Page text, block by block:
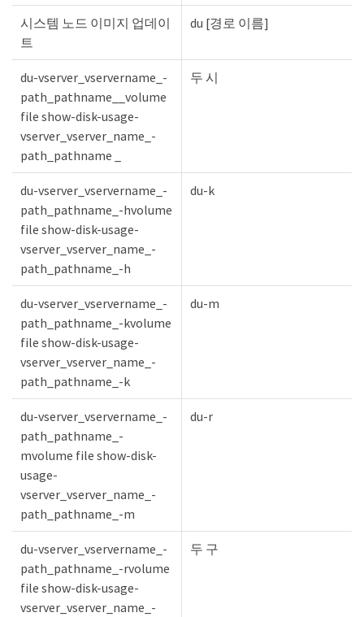
시스템 노드 이미지 업데이
트
du [경로 이름]
du-vserver_vservername_-
path_pathname__volume
file show-disk-usage-
vserver_vserver_name_-
path_pathname _
두 시
du-vserver_vservername_-
path_pathname_-hvolume
file show-disk-usage-
vserver_vserver_name_-
path_pathname_-h
du-k
du-vserver_vservername_-
path_pathname_-kvolume
file show-disk-usage-
vserver_vserver_name_-
path_pathname_-k
du-m
du-vserver_vservername_-
path_pathname_-
mvolume file show-disk-
usage-
vserver_vserver_name_-
path_pathname_-m
du-r
du-vserver_vservername_-
path_pathname_-rvolume
file show-disk-usage-
vserver_vserver_name_-
두 구